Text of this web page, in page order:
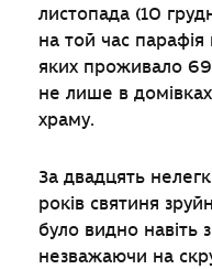
листопада (10
на той час парафія
яких проживало
не лише в
храму.
За двадцять
років святиня
було видно навіть
незважаючи на